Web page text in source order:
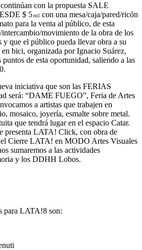
con la propuesta SALE
$ 5 .mil con una mesa/caja/pared/ricón
para la venta al público, de esta
movimiento de la obra de los
y que el público pueda llevar obra a su
bici, organizada por Ignacio Suárez,
de esta oportunidad, saliendo a las
iniciativa que son las FERIAS
será: “DAME FUEGO”, Feria de Artes
a artistas que trabajen en
mosaico, joyería, esmalte sobre metal.
que tendrá lugar en el espacio Catar.
presenta LATA! Click, con obra de
Cierre LATA! en MODO Artes Visuales
sumaremos a las actividades
y los DDHH Lobos.
para LATA!8 son: